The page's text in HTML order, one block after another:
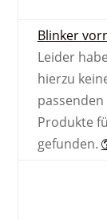
Blinker
Leider
hierzu
passenden
Produkte
gefunden.